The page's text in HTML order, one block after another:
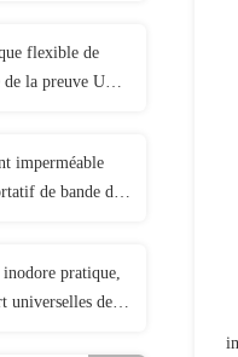
flexible de
la preuve UV a
imperméable
de bande de
pratique,
universelles de